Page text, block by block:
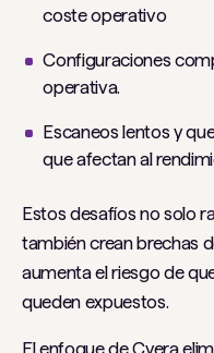
coste operativo
Configuraciones
operativa.
Escaneos lentos y
que afectan al
Estos desafíos no solo
también crean brechas
aumenta el riesgo de
queden expuestos.
El enfoque de Cyera